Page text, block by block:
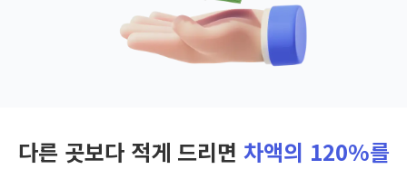
다른 곳보다 적게 드리면 차액의 120%를